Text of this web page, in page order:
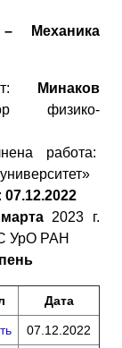
Механика
Минаков
физико-
работа:
07.12.2022
2023 г.
УрО РАН
Дата
07.12.2022